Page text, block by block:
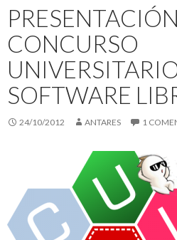
CONCURSO
SOFTWARE
24/10/2012 ANTARES 1